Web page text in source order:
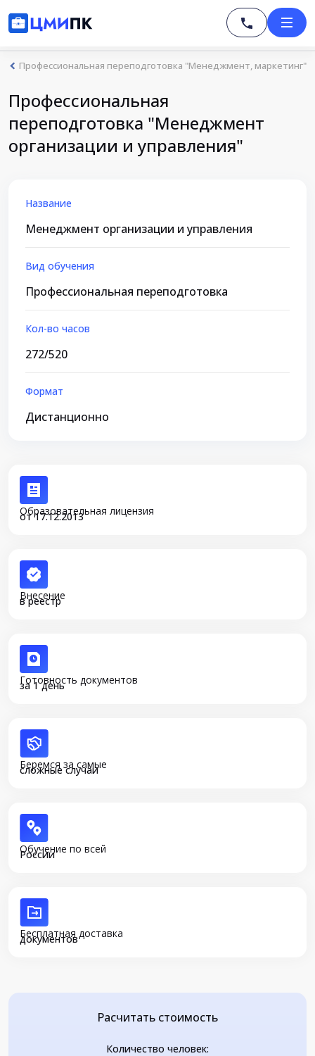
Профессиональная переподготовка "Менеджмент, маркетинг"
Профессиональная
переподготовка "Менеджмент
организации и управления"
Название
Менеджмент организации и управления
Вид обучения
Профессиональная переподготовка
Кол-во часов
272/520
Формат
Дистанционно
Образовательная лицензия
от 17.12.2013
Внесение
в реестр
Готовность документов
за 1 день
Беремся за самые
сложные случаи
Обучение по всей
России
Бесплатная доставка
документов
Расчитать стоимость
Количество человек: